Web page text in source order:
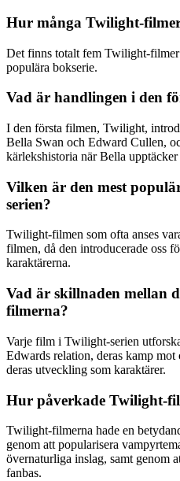
Hur många Twilight-
Det finns totalt fem Twilight-filmer
populära bokserie.
Vad är handlingen i den
I den första filmen, Twilight,
Bella Swan och Edward Cullen,
kärlekshistoria när Bella
Vilken är den mest
serien?
Twilight-filmen som ofta anses
filmen, då den introducerade oss
karaktärerna.
Vad är skillnaden mellan
filmerna?
Varje film i Twilight-serien
Edwards relation, deras kamp
deras utveckling som karaktärer.
Hur påverkade Twilight-
Twilight-filmerna hade en
genom att popularisera
övernaturliga inslag, samt genom
fanbas.